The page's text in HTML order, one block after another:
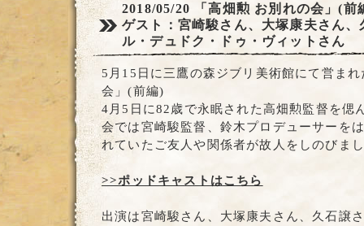
2018/05/20
「高畑勲 お別れの会」(前
ゲスト：宮崎駿さん、大塚康夫さん
ル・デュドク・ドゥ・ヴィットさん
5月15日に三鷹の森ジブリ美術館にて営ま
会」(前編)
4月5日に82歳で永眠された高畑勲監督を偲
会では宮崎駿監督、鈴木プロデューサーを
れていたご友人や関係者が故人をしのびま
>>ポッドキャストはこちら
出演は宮崎駿さん、大塚康夫さん、久石譲